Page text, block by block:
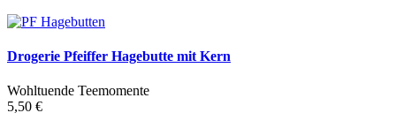
Drogerie Pfeiffer Hagebutte mit Kern
Wohltuende Teemomente
5,50 €